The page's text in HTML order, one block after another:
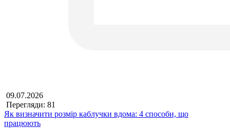
09.07.2026
Перегляди: 81
Як визначити розмір каблучки вдома: 4 способи, що
працюють